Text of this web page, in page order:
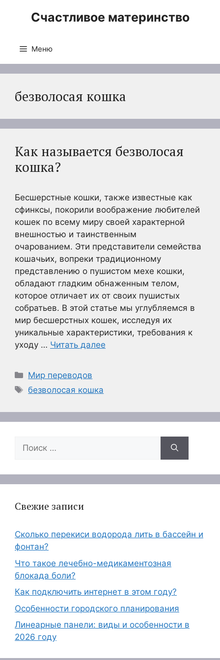
Счастливое материнство
Меню
безволосая кошка
Как называется безволосая
кошка?
Бесшерстные кошки, также известные как
сфинксы, покорили воображение любителей
кошек по всему миру своей характерной
внешностью и таинственным
очарованием. Эти представители семейства
кошачьих, вопреки традиционному
представлению о пушистом мехе кошки,
обладают гладким обнаженным телом,
которое отличает их от своих пушистых
собратьев. В этой статье мы углубляемся в
мир бесшерстных кошек, исследуя их
уникальные характеристики, требования к
уходу … Читать далее
Рубрики
Мир переводов
Метки
безволосая кошка
Поиск:
Свежие записи
Сколько перекиси водорода лить в бассейн и
фонтан?
Что такое лечебно-медикаментозная
блокада боли?
Как подключить интернет в этом году?
Особенности городского планирования
Линеарные панели: виды и особенности в
2026 году